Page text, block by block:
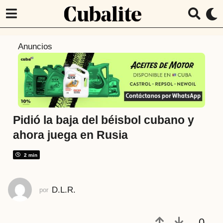
t
á
s
a
ñ
Anuncios
Pidió la baja del béisbol cubano y
ahora juega en Rusia
2 min
por D.L.R.